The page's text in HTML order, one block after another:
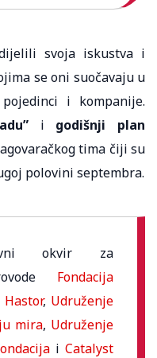
svoja iskustva i
se oni suočavaju u
i kompanije.
i godišnji plan
tima čiji su
polovini septembra.
okvir za
Fondacija
Hastor, Udruženje
mira, Udruženje
i Catalyst